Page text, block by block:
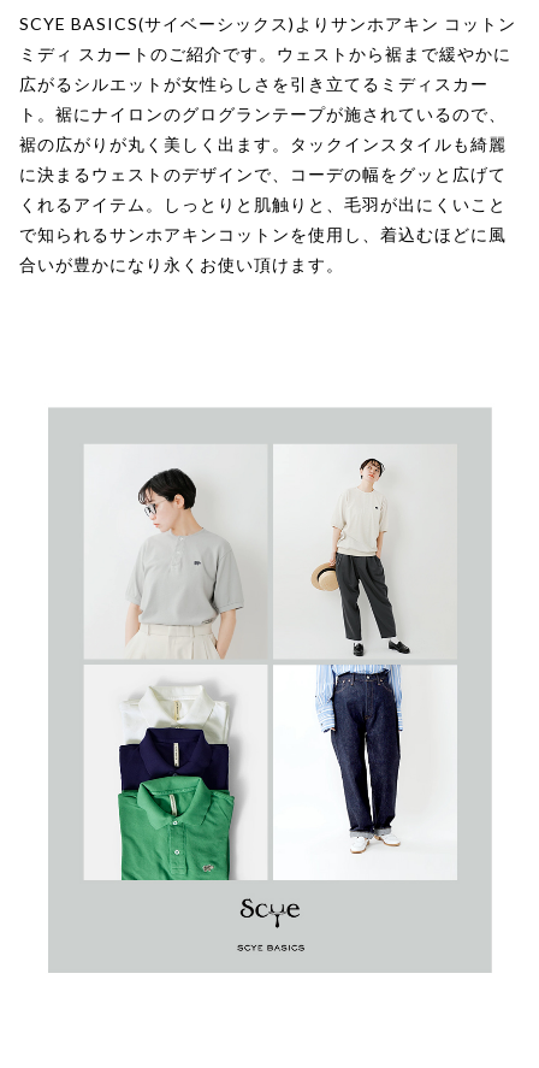
SCYE BASICS(サイベーシックス)よりサンホアキン コットン
ミディ スカートのご紹介です。ウェストから裾まで緩やかに
広がるシルエットが女性らしさを引き立てるミディスカー
ト。裾にナイロンのグログランテープが施されているので、
裾の広がりが丸く美しく出ます。タックインスタイルも綺麗
に決まるウェストのデザインで、コーデの幅をグッと広げて
くれるアイテム。しっとりと肌触りと、毛羽が出にくいこと
で知られるサンホアキンコットンを使用し、着込むほどに風
合いが豊かになり永くお使い頂けます。